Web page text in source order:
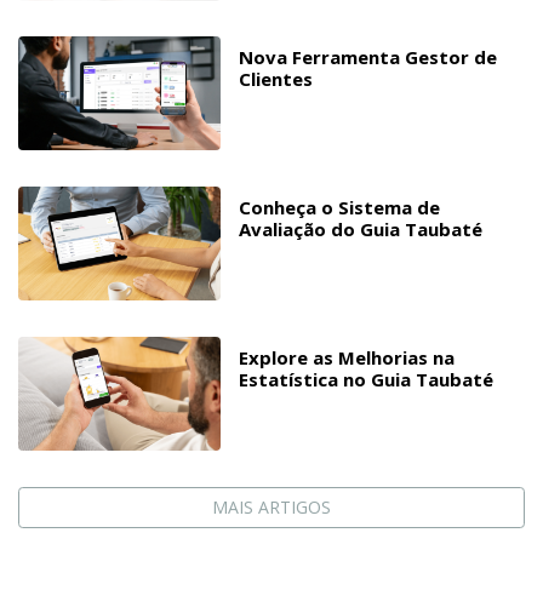
Nova Ferramenta Gestor de
Clientes
Conheça o Sistema de
Avaliação do Guia Taubaté
Explore as Melhorias na
Estatística no Guia Taubaté
MAIS ARTIGOS